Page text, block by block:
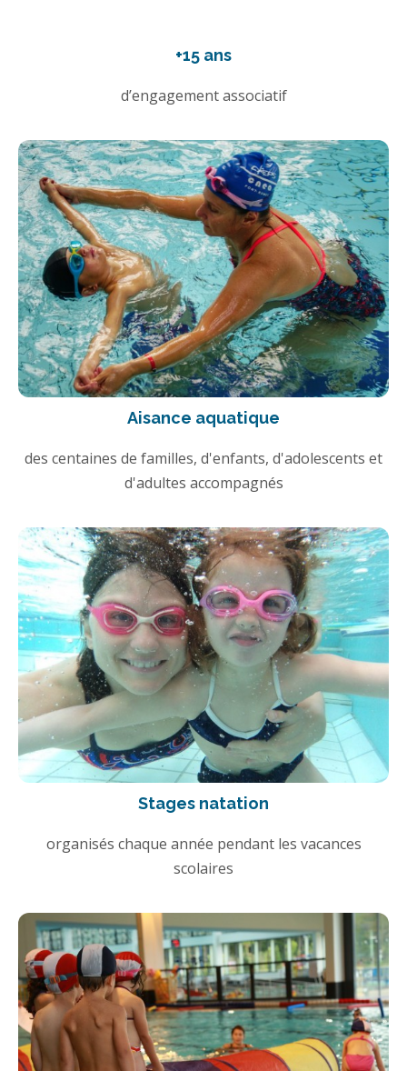
+15 ans
d’engagement associatif
Aisance aquatique
des centaines de familles, d'enfants, d'adolescents et
d'adultes accompagnés
Stages natation
organisés chaque année pendant les vacances
scolaires